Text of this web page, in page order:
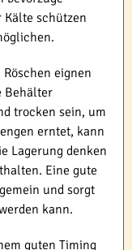
Kälte schützen
eignen
Behälter
trocken sein, um
erntet, kann
Lagerung denken
Eine gute
und sorgt
kann.
guten Timing